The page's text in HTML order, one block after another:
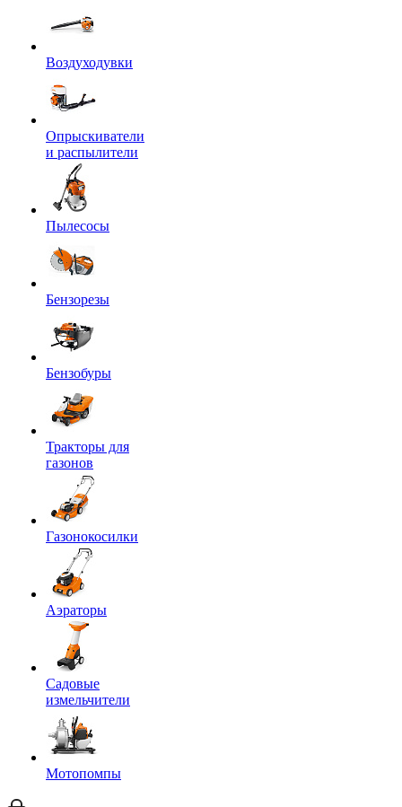
Воздуходувки
Опрыскиватели
и распылители
Пылесосы
Бензорезы
Бензобуры
Тракторы для
газонов
Газонокосилки
Аэраторы
Садовые
измельчители
Мотопомпы